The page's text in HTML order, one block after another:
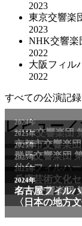
2023
東京交響楽
2023
NHK交響楽
2022
大阪フィル
2022
すべての公演記
レビュー